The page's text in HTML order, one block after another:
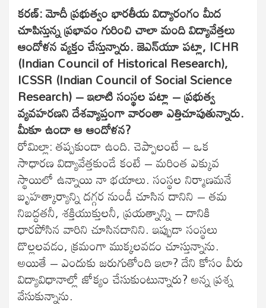
కరణ్: మోదీ ప్రభుత్వం భారతీయ విద్యారంగం మీద
చూపిస్తున్న ప్రభావం గురించి చాలా మంది విద్యావేత్తలు
ఆందోళన వ్యక్తం చేస్తున్నారు. జెఎన్‌యూ పట్లా, ICHR
(Indian Council of Historical Research),
ICSSR (Indian Council of Social Science
Research) – ఇలాటి సంస్థల పట్లా – ప్రభుత్వ
వ్యవహరణని దేశవ్యాప్తంగా వారంతా ఎత్తిచూపుతున్నారు.
మీకూ ఉందా ఆ ఆందోళన?
రోమిల్లా: తప్పకుండా ఉంది. చెప్పాలంటే – ఒక
సాధారణ విద్యావేత్తకుండే కంటే – మరింత ఎక్కువ
స్థాయిలో ఉన్నాయి నా భయాలు. సంస్థల నిర్మాణమనే
బృహత్కార్యాన్ని దగ్గర నుండీ చూసిన దానిని – తమ
నిబద్ధతనీ, శక్తియుక్తులనీ, ప్రయత్నాన్ని – దానికి
ధారపోసిన వారిని చూసినదానిని. ఇప్పుడా సంస్థలు
డొల్లలవడం, క్రమంగా ముక్కలవడం చూస్తున్నాను.
అయితే – ఎందుకు జరుగుతోంది ఇలా? దేని కోసం వీరు
విద్యావిధానాల్లో జోక్యం చేసుకుంటున్నారు? అన్న ప్రశ్న
వేసుకున్నాను.